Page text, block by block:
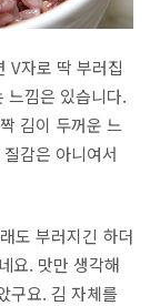
V자로 딱 부러집
느낌은 있습니다.
김이 두꺼운 느
감은 아니여서
도 부러지긴 하더
요. 맛만 생각해
구요. 김 자체를